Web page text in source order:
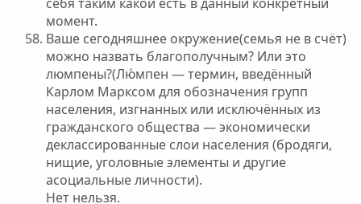
момент.
Ваше сегодняшнее окружение(семья не в счёт)
можно назвать благополучным? Или это
люмпены?(Лю́мпен — термин, введённый
Карлом Марксом для обозначения групп
населения, изгнанных или исключённых из
гражданского общества — экономически
деклассированные слои населения (бродяги,
нищие, уголовные элементы и другие
асоциальные личности).
Нет нельзя.